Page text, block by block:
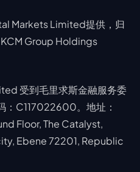
Markets Limited提供，归
Group Holdings
受到毛里求斯金融服务委
：C117022600。地址：
Floor, The Catalyst,
Ebene 72201, Republic